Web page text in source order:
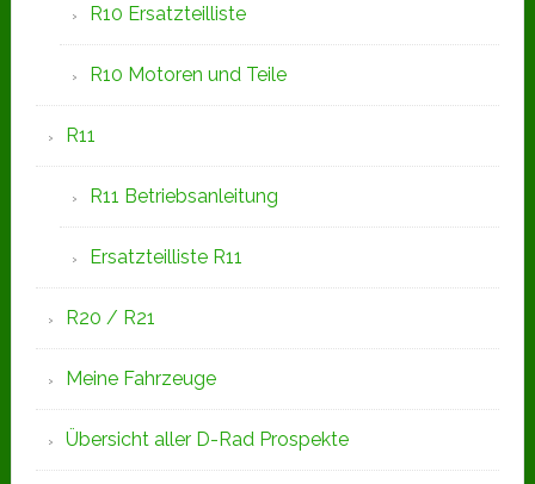
R10 Ersatzteilliste
R10 Motoren und Teile
R11
R11 Betriebsanleitung
Ersatzteilliste R11
R20 / R21
Meine Fahrzeuge
Übersicht aller D-Rad Prospekte